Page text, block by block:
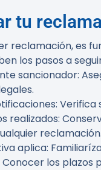
tu
reclamación, es
los pasos a
sancionador:
: Verifica
realizados:
reclamación.
aplica:
Conocer los plazos